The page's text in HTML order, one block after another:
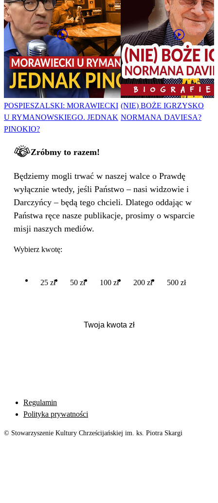
POSPIESZALSKI: MORAWIECKI
U RYMANOWSKIEGO. JEDNAK
PINOKIO?
(NIE) BOŻE IGRZYSKO
NORMANA DAVIESA?
Zróbmy to razem!
Będziemy mogli trwać w naszej walce o Prawdę
wyłącznie wtedy, jeśli Państwo – nasi widzowie i
Darczyńcy – będą tego chcieli. Dlatego oddając w
Państwa ręce nasze publikacje, prosimy o wsparcie
misji naszych mediów.
Wybierz kwotę:
25 zł 50 zł 100 zł 200 zł 500 zł
Regulamin
Polityka prywatności
© Stowarzyszenie Kultury Chrześcijańskiej im. ks. Piotra Skargi